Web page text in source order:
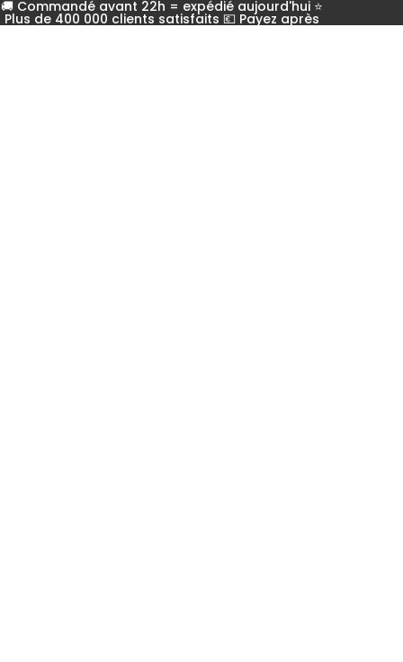
🚚 Commandé avant 22h = expédié aujourd'hui ⭐
Plus de 400 000 clients satisfaits 💶 Payez après